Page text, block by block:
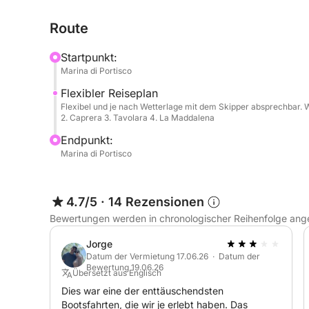
durch ein Hardtop geschützte Cockpit einen
und sicheren Zugang zum Meer.
Die Innenräume sind auf maximalen Komfort
Panoramafenstern, einen Essbereich, eine voll
ein Jobe Pro 2025 Unterwasser-Scooter,
erforderlich, Treibstoff nicht inbegriffen.
Buchen Sie jetzt auf Click&Boat und genießen
und unvergessliche Ausblicke vereint.
Route
Startpunkt:
Marina di Portisco
Flexibler Reiseplan
Flexibel und je nach Wetterlage mit dem Skipper absprechbar.
2. Caprera 3. Tavolara 4. La Maddalena
Endpunkt:
Marina di Portisco
4.7/5 · 14 Rezensionen
Bewertungen werden in chronologischer Reihenfolge
Jorge
Datum der Vermietung 17.06.26 · Datum der
Bewertung 19.06.26
Übersetzt aus Englisch
Dies war eine der enttäuschendsten
Bootsfahrten, die wir je erlebt haben. Das